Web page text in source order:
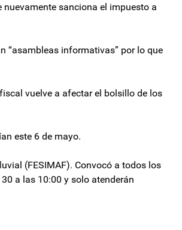
sanciona el impuesto a
“asambleas informativas” por lo que
vuelve a afectar el bolsillo de los
este 6 de mayo.
(FESIMAF). Convocó a todos los
a las 10:00 y solo atenderán
Javier Mileiy ahora empieza otra larga discusión